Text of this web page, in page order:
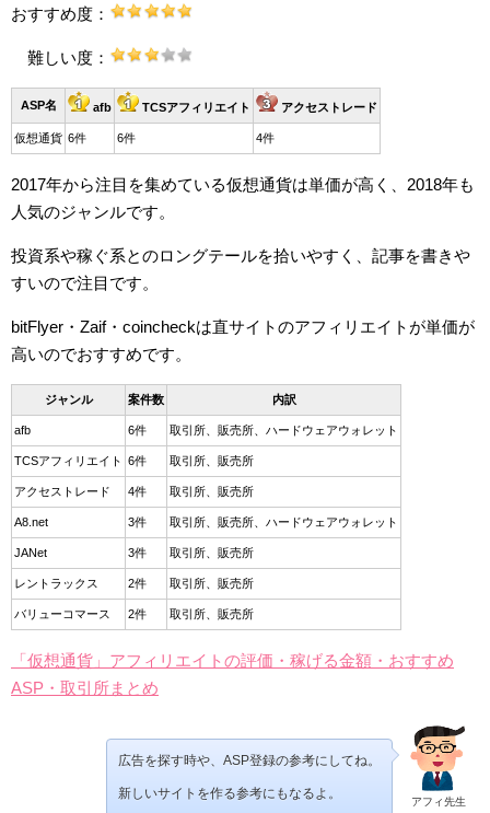
おすすめ度：
難しい度：
ASP名 afb TCSアフィリエイト アクセストレード
仮想通貨 6件 6件 4件
2017年から注目を集めている仮想通貨は単価が高く、2018年も
人気のジャンルです。
投資系や稼ぐ系とのロングテールを拾いやすく、記事を書きや
すいので注目です。
bitFlyer・Zaif・coincheckは直サイトのアフィリエイトが単価が
高いのでおすすめです。
ジャンル 案件数 内訳
afb 6件 取引所、販売所、ハードウェアウォレット
TCSアフィリエイト 6件 取引所、販売所
アクセストレード 4件 取引所、販売所
A8.net 3件 取引所、販売所、ハードウェアウォレット
JANet 3件 取引所、販売所
レントラックス 2件 取引所、販売所
バリューコマース 2件 取引所、販売所
「仮想通貨」アフィリエイトの評価・稼げる金額・おすすめ
ASP・取引所まとめ
アフィ先生
広告を探す時や、ASP登録の参考にしてね。
新しいサイトを作る参考にもなるよ。